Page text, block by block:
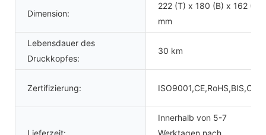
Dimension:
222 (T) x 180 (B) x 162 (H)
mm
Lebensdauer des
Druckkopfes:
30 km
Zertifizierung: ISO9001,CE,RoHS,BIS,CCC
Lieferzeit:
Innerhalb von 5-7
Werktagen nach